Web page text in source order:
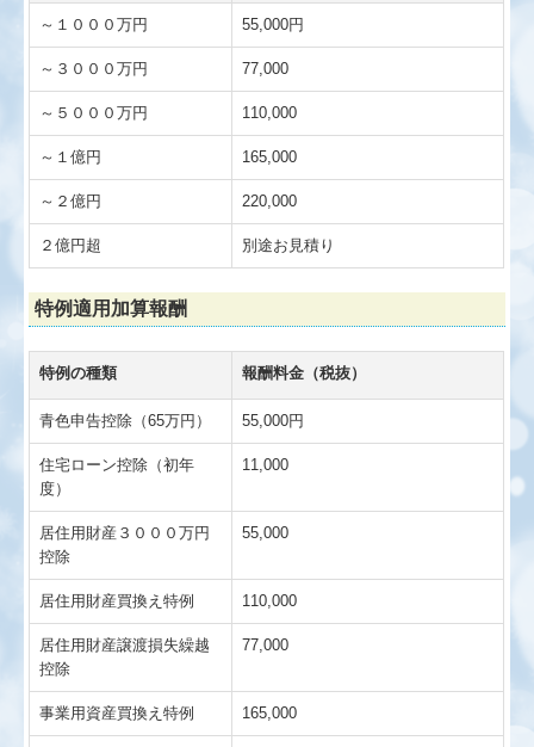
～１０００万円 55,000円
～３０００万円 77,000
～５０００万円 110,000
～１億円 165,000
～２億円 220,000
２億円超 別途お見積り
特例適用加算報酬
特例の種類 報酬料金（税抜）
青色申告控除（65万円） 55,000円
住宅ローン控除（初年
度）
11,000
居住用財産３０００万円
控除
55,000
居住用財産買換え特例 110,000
居住用財産譲渡損失繰越
控除
77,000
事業用資産買換え特例 165,000